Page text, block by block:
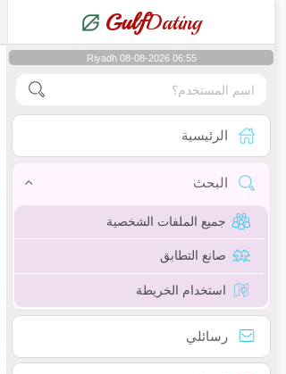
GulfDating
Riyadh 08-08-2026 06:55
الرئيسية
البحث
جميع الملفات الشخصية
صانع التطابق
استخدام الخريطة
رسائلي